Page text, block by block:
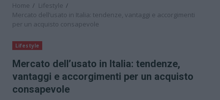
Home
Lifestyle
Mercato dell’usato in Italia: tendenze, vantaggi e accorgimenti
per un acquisto consapevole
Lifestyle
Mercato dell’usato in Italia: tendenze,
vantaggi e accorgimenti per un acquisto
consapevole